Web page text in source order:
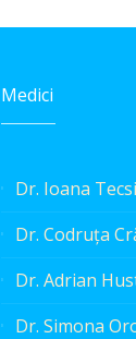
Medici
Dr. Ioana Tecsi
Dr. Codruța
Dr. Adrian
Dr. Simona